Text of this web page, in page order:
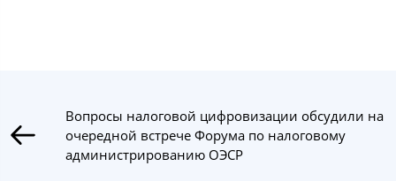
Вопросы налоговой цифровизации обсудили на
очередной встрече Форума по налоговому
администрированию ОЭСР